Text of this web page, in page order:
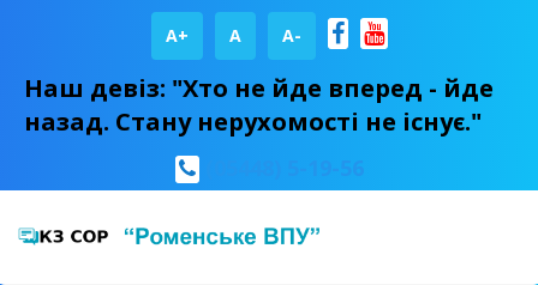
A+ А A-
Наш девіз: "Хто не йде вперед - йде
назад. Стану нерухомості не існує."